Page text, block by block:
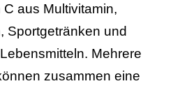
aus Multivitamin,
Sportgetränken und
Mehrere
zusammen eine